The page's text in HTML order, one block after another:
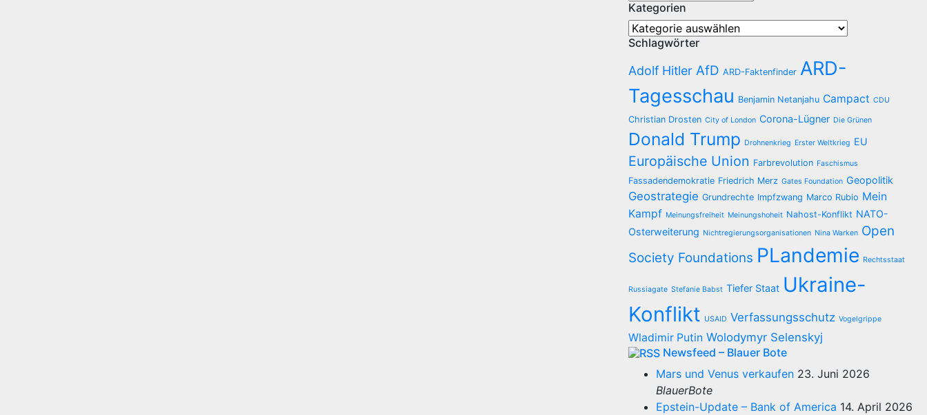
Kategorien
Kategorien
Schlagwörter
Adolf Hitler AfD ARD-Faktenfinder ARD-
Tagesschau Benjamin Netanjahu Campact CDU
Christian Drosten City of London Corona-Lügner Die Grünen
Donald Trump Drohnenkrieg Erster Weltkrieg EU
Europäische Union Farbrevolution Faschismus
Fassadendemokratie Friedrich Merz Gates Foundation Geopolitik
Geostrategie Grundrechte Impfzwang Marco Rubio Mein
Kampf Meinungsfreiheit Meinungshoheit Nahost-Konflikt NATO-
Osterweiterung Nichtregierungsorganisationen Nina Warken Open
Society Foundations PLandemie Rechtsstaat
Russiagate Stefanie Babst Tiefer Staat Ukraine-
Konflikt USAID Verfassungsschutz Vogelgrippe
Wladimir Putin Wolodymyr Selenskyj
Newsfeed – Blauer Bote
Mars und Venus verkaufen 23. Juni 2026
BlauerBote
Epstein-Update – Bank of America 14. April 2026